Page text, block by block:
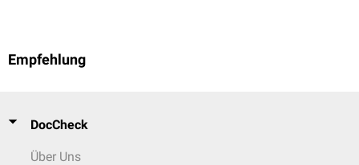
Empfehlung
DocCheck
Über Uns